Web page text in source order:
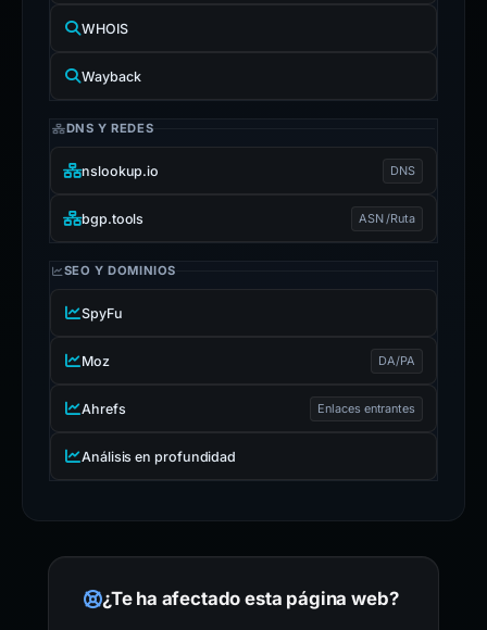
WHOIS
Wayback
DNS Y REDES
nslookup.io DNS
bgp.tools ASN /Ruta
SEO Y DOMINIOS
SpyFu
Moz DA/PA
Ahrefs Enlaces entrantes
Análisis en profundidad
¿Te ha afectado esta página web?